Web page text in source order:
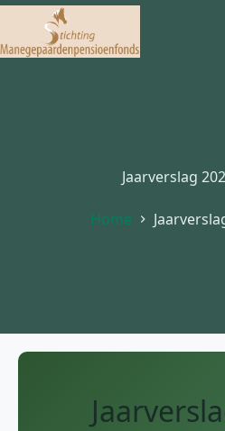
Ga
de
Jaarverslag
Home